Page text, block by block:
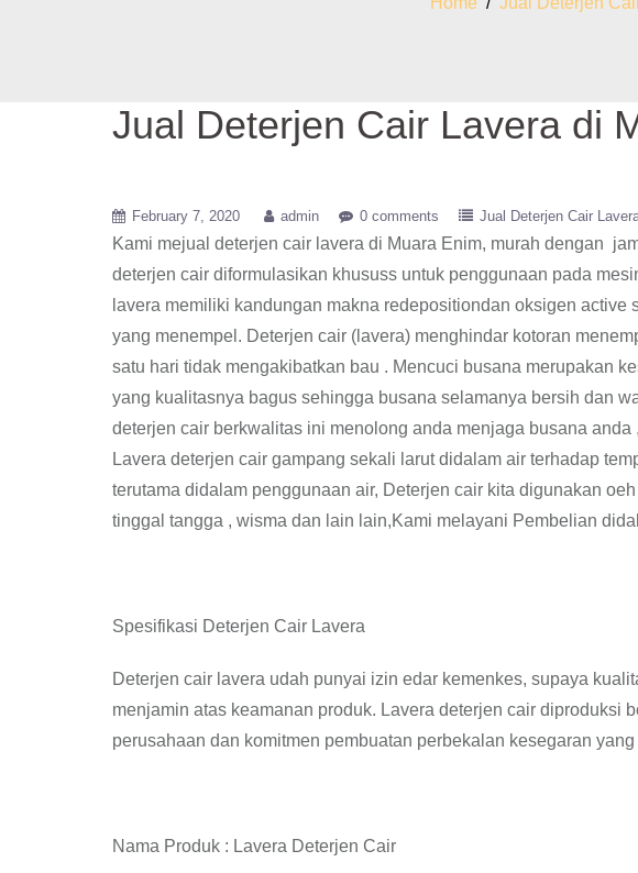
Jual Deterjen Cair Lavera di
February 7, 2020 admin 0 comments Jual Deterjen Cair
Kami mejual deterjen cair lavera di Muara Enim, murah dengan
deterjen cair diformulasikan khususs untuk penggunaan pada
lavera memiliki kandungan makna redepositiondan oksigen
yang menempel. Deterjen cair (lavera) menghindar kotoran
satu hari tidak mengakibatkan bau . Mencuci busana merupakan
yang kualitasnya bagus sehingga busana selamanya bersih dan
deterjen cair berkwalitas ini menolong anda menjaga busana
Lavera deterjen cair gampang sekali larut didalam air terhadap
terutama didalam penggunaan air, Deterjen cair kita digunakan
tinggal tangga , wisma dan lain lain,Kami melayani Pembelian
Spesifikasi Deterjen Cair Lavera
Deterjen cair lavera udah punyai izin edar kemenkes, supaya
menjamin atas keamanan produk. Lavera deterjen cair diproduksi
perusahaan dan komitmen pembuatan perbekalan kesegaran yang
Nama Produk : Lavera Deterjen Cair